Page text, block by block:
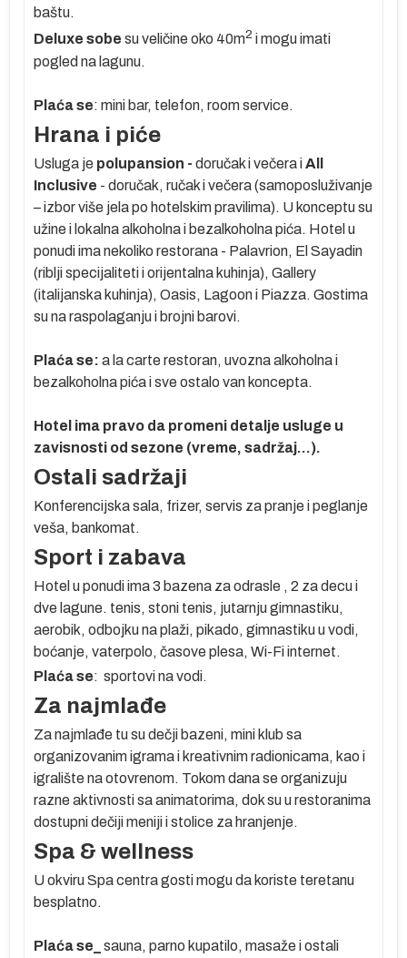
baštu.
Deluxe sobe su veličine oko 40m2 i mogu imati
pogled na lagunu.
Plaća se: mini bar, telefon, room service.
Hrana i piće
Usluga je polupansion - doručak i večera iAll
Inclusive - doručak, ručak i večera (samoposluživanje
– izbor više jela po hotelskim pravilima). U konceptu su
užine i lokalna alkoholna i bezalkoholna pića. Hotel u
ponudi ima nekoliko restorana - Palavrion, El Sayadin
(riblji specijaliteti i orijentalna kuhinja), Gallery
(italijanska kuhinja), Oasis, Lagoon i Piazza. Gostima
su na raspolaganju i brojni barovi.
Plaća se: a la carte restoran, uvozna alkoholna i
bezalkoholna pića i sve ostalo van koncepta.
Hotel ima pravo da promeni detalje usluge u
zavisnosti od sezone (vreme, sadržaj…).
Ostali sadržaji
Konferencijska sala, frizer, servis za pranje i peglanje
veša, bankomat.
Sport i zabava
Hotel u ponudi ima 3 bazena za odrasle , 2 za decu i
dve lagune. tenis, stoni tenis, jutarnju gimnastiku,
aerobik, odbojku na plaži, pikado, gimnastiku u vodi,
boćanje, vaterpolo, časove plesa, Wi-Fi internet.
Plaća se: sportovi na vodi.
Za najmlađe
Za najmlađe tu su dečji bazeni, mini klub sa
organizovanim igrama i kreativnim radionicama, kao i
igralište na otovrenom. Tokom dana se organizuju
razne aktivnosti sa animatorima, dok su u restoranima
dostupni dečiji meniji i stolice za hranjenje.
Spa & wellness
U okviru Spa centra gosti mogu da koriste teretanu
besplatno.
Plaća se_
sauna, parno kupatilo, masaže i ostali